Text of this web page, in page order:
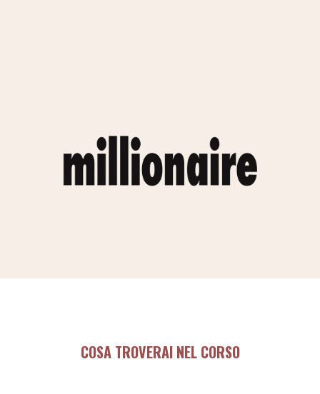
COSA TROVERAI NEL CORSO